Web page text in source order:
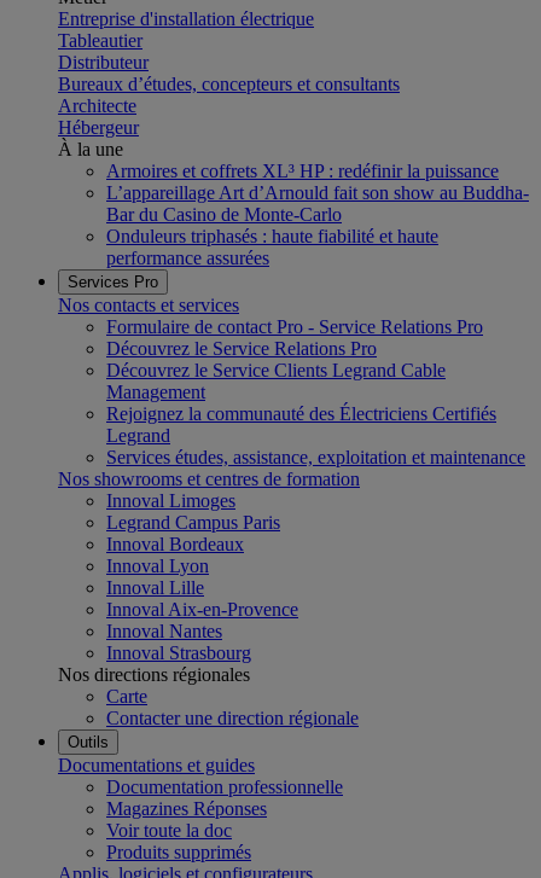
Entreprise d'installation électrique
Tableautier
Distributeur
Bureaux d’études, concepteurs et consultants
Architecte
Hébergeur
À la une
Armoires et coffrets XL³ HP : redéfinir la puissance
L’appareillage Art d’Arnould fait son show au Buddha-
Bar du Casino de Monte-Carlo
Onduleurs triphasés : haute fiabilité et haute
performance assurées
Services Pro
Nos contacts et services
Formulaire de contact Pro - Service Relations Pro
Découvrez le Service Relations Pro
Découvrez le Service Clients Legrand Cable
Management
Rejoignez la communauté des Électriciens Certifiés
Legrand
Services études, assistance, exploitation et maintenance
Nos showrooms et centres de formation
Innoval Limoges
Legrand Campus Paris
Innoval Bordeaux
Innoval Lyon
Innoval Lille
Innoval Aix-en-Provence
Innoval Nantes
Innoval Strasbourg
Nos directions régionales
Carte
Contacter une direction régionale
Outils
Documentations et guides
Documentation professionnelle
Magazines Réponses
Voir toute la doc
Produits supprimés
Applis, logiciels et configurateurs